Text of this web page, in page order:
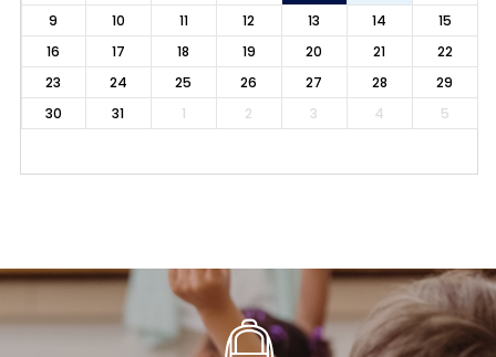
9
10 11 12 13 14
15
16
17 18 19 20 21
22
23
24 25 26 27 28
29
30
31 1 2 3 4 5